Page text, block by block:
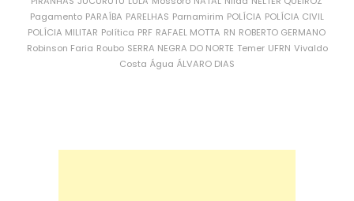
Pagamento PARAÍBA PARELHAS Parnamirim POLÍCIA POLÍCIA CIVIL
POLÍCIA MILITAR Política PRF RAFAEL MOTTA RN ROBERTO GERMANO
Robinson Faria Roubo SERRA NEGRA DO NORTE Temer UFRN Vivaldo
Costa Água ÁLVARO DIAS